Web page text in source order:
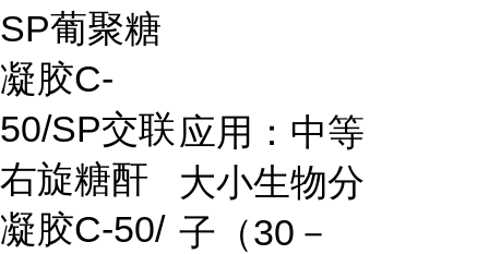
SP葡聚糖
凝胶C-
50/SP交联
右旋糖酐
凝胶C-50/
应用：中等
大小生物分
子（30 －